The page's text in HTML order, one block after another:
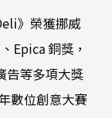
》榮獲挪威
Epica 銅獎，
告等多項大獎
數位創意大賽